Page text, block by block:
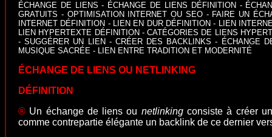
ÉCHANGE DE LIENS - ÉCHANGE DE LIENS DÉFINITION -
GRATUITS - OPTIMISATION INTERNET OU SEO- FAIRE UN
INTERNET DÉFINITION - LIEN EN DUR DÉFINITION - LIEN
LIEN HYPERTEXTE DÉFINITION -CATÉGORIES DE LIENS
- SUGGÉRER UN LIEN - CRÉER DES BACKLINKS - ÉCHANGE
MUSIQUE SACRÉE - LIEN ENTRE TRADITION ET MODERNITÉ
ÉCHANGE DE LIENS OU NETLINKING
DÉFINITION
® Un échange de liens ou netlinkingconsiste à créer
comme contrepartie élégante un backlink de ce dernier